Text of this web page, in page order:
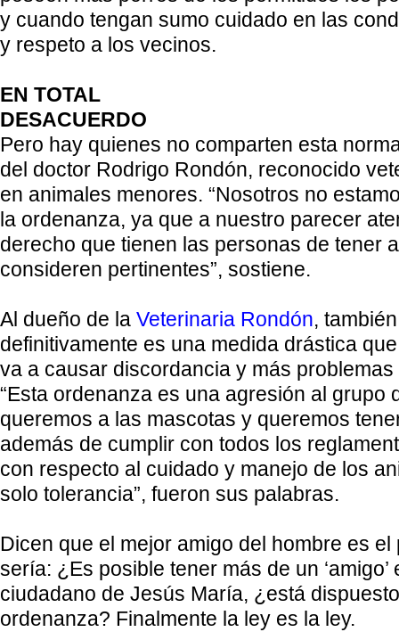
y cuando tengan sumo cuidado en las
y respeto a los vecinos.
EN TOTAL
DESACUERDO
Pero hay quienes no comparten esta
del doctor Rodrigo Rondón, reconocido
en animales menores. “Nosotros no
la ordenanza, ya que a nuestro parecer
derecho que tienen las personas de tener
consideren pertinentes”, sostiene.
Al dueño de la Veterinaria Rondón,
definitivamente es una medida drástica
va a causar discordancia y más
“Esta ordenanza es una agresión al grupo
queremos a las mascotas y queremos
además de cumplir con todos los
con respecto al cuidado y manejo de los
solo tolerancia”, fueron sus palabras.
Dicen que el mejor amigo del hombre es
sería: ¿Es posible tener más de un
ciudadano de Jesús María, ¿está
ordenanza? Finalmente la ley es la ley.